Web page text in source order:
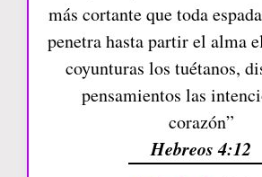
más cortante que toda
penetra hasta partir el alma
coyunturas los tuétanos,
pensamientos las
corazón”
Hebreos 4:12